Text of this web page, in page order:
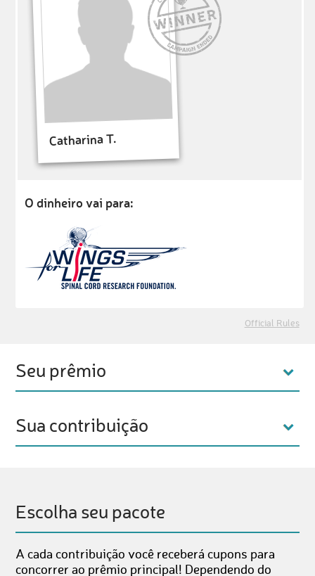
Catharina T.
O dinheiro vai para:
Official Rules
Seu prêmio
Sua contribuição
Escolha seu pacote
A cada contribuição você receberá cupons para
concorrer ao prêmio principal! Dependendo do